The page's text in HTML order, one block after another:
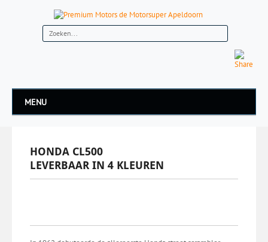
MENU
HONDA CL500
LEVERBAAR IN 4 KLEUREN